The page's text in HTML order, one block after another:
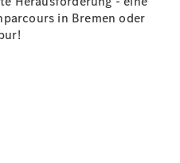
in Bremen oder